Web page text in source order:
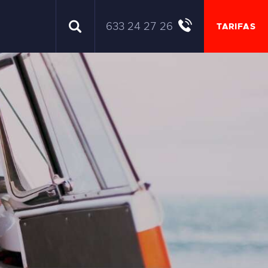
633 24 27 26 TARIFAS